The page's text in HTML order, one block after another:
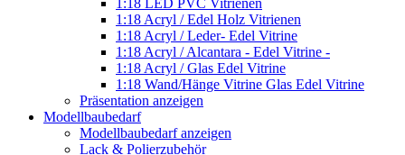
1:18 LED PVC Vitrienen
1:18 Acryl / Edel Holz Vitrienen
1:18 Acryl / Leder- Edel Vitrine
1:18 Acryl / Alcantara - Edel Vitrine -
1:18 Acryl / Glas Edel Vitrine
1:18 Wand/Hänge Vitrine Glas Edel Vitrine
Präsentation anzeigen
Modellbaubedarf
Modellbaubedarf anzeigen
Lack & Polierzubehör